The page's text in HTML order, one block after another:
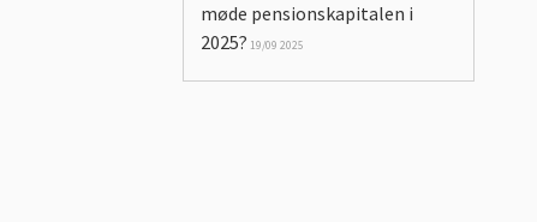
møde pensionskapitalen i
2025? 19/09 2025